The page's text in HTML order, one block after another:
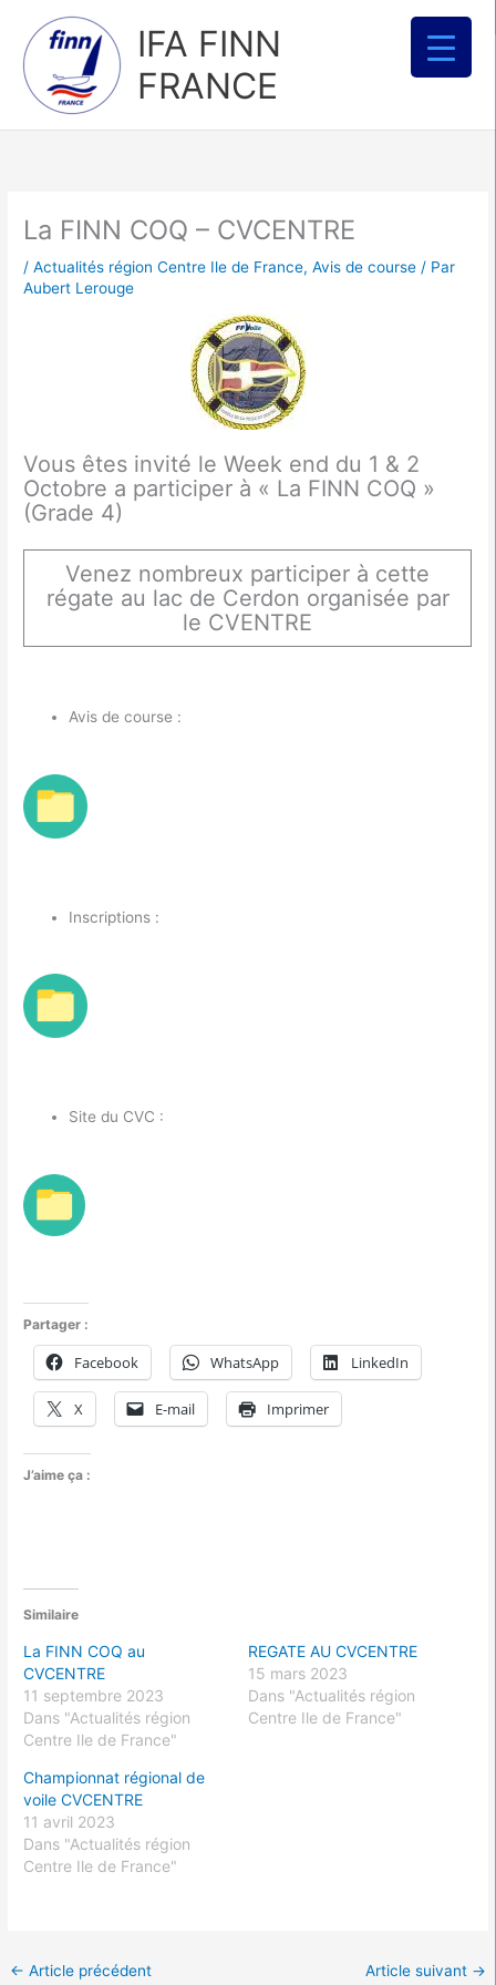
contenu
IFA FINN
FRANCE
La FINN COQ – CVCENTRE
/Actualités région Centre Ile de France,Avis de course / Par
Aubert Lerouge
Vous êtes invité le Week end du 1 & 2
Octobre a participer à « La FINN COQ »
(Grade 4)
Venez nombreux participer à cette
régate au lac de Cerdon organisée par
le CVENTRE
Avis de course :
Inscriptions :
Site du CVC :
Partager :
Facebook WhatsApp LinkedIn
X E-mail Imprimer
J’aime ça :
Similaire
La FINN COQ au
CVCENTRE
11 septembre 2023
Dans "Actualités région
Centre Ile de France"
REGATE AU CVCENTRE
15 mars 2023
Dans "Actualités région
Centre Ile de France"
Championnat régional de
voile CVCENTRE
11 avril 2023
Dans "Actualités région
Centre Ile de France"
← Article précédent Article suivant →